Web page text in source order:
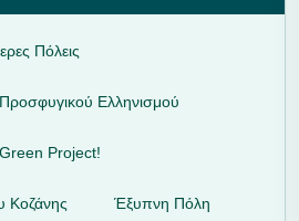
Πόλεις
Ελληνισμού
Project!
Κοζάνης Έξυπνη Πόλη